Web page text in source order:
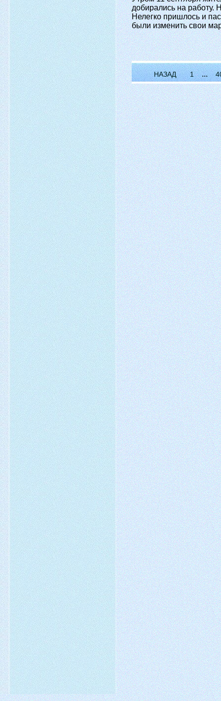
добирались на работу.
Нелегко пришлось и
были изменить свои
НАЗАД 1 ...